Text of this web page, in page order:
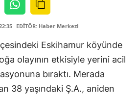
EDİTÖR: Haber Merkezi
Eskihamur köyünde
olayının etkisiyle yerini acil
bıraktı. Merada
38 yaşındaki Ş.A., aniden